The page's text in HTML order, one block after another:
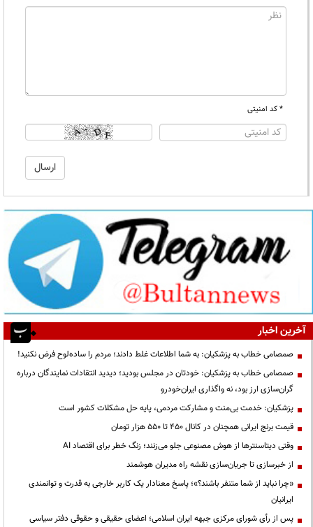
* کد امنیتی
آخرین اخبار
صمصامی خطاب به پزشکیان: به شما اطلاعات غلط دادند؛ مردم را ساده‌لوح فرض نکنید!
صمصامی خطاب به پزشکیان: خودتان در مجلس بودید؛ دیدید انتقادات نمایندگان درباره
گران‌سازی ارز بود، نه واگذاری ایران‌خودرو
پزشکیان: خدمت بی‌منت و مشارکت مردمی، پایه حل مشکلات کشور است
قیمت‌ برنج ایرانی همچنان در کانال ۴۵۰ تا ۵۵۰ هزار تومان
وقتی دیتاسنترها از هوش مصنوعی جلو می‌زنند؛ زنگ خطر برای اقتصاد AI
از خبرسازی تا جریان‌سازی نقشه راه مدیران هوشمند
«چرا نباید از شما متنفر باشند؟»؛ پاسخ معنادار یک کاربر خارجی به قدرت و توانمندی
ایرانیان
پس از رأی شورای مرکزی جبهه ایران اسلامی؛ اعضای حقیقی و حقوقی دفتر سیاسی